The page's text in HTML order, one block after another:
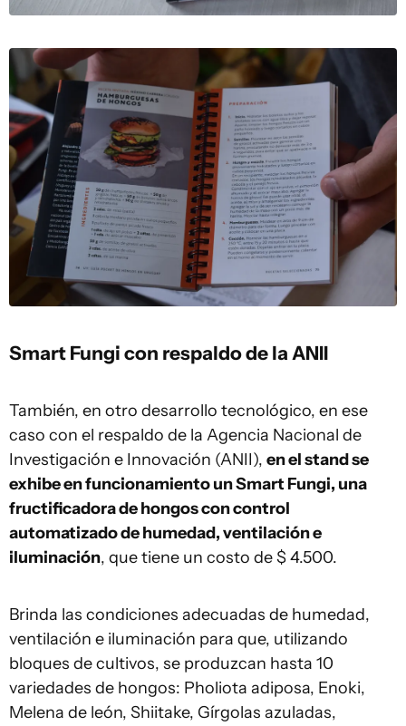
Smart Fungi con respaldo de la ANII
También, en otro desarrollo tecnológico, en ese
caso con el respaldo de la Agencia Nacional de
Investigación e Innovación (ANII), en el stand se
exhibe en funcionamiento un Smart Fungi, una
fructificadora de hongos con control
automatizado de humedad, ventilación e
iluminación, que tiene un costo de $ 4.500.
Brinda las condiciones adecuadas de humedad,
ventilación e iluminación para que, utilizando
bloques de cultivos, se produzcan hasta 10
variedades de hongos: Pholiota adiposa, Enoki,
Melena de león, Shiitake, Gírgolas azuladas,